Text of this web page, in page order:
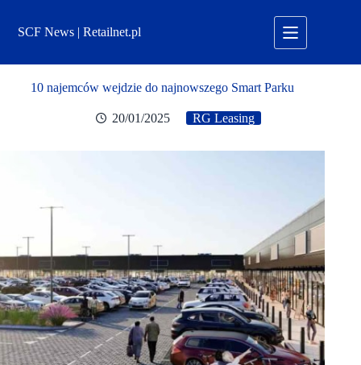
treściSCF News | Retailnet.pl
10 najemców wejdzie do najnowszego Smart Parku
20/01/2025 RG Leasing